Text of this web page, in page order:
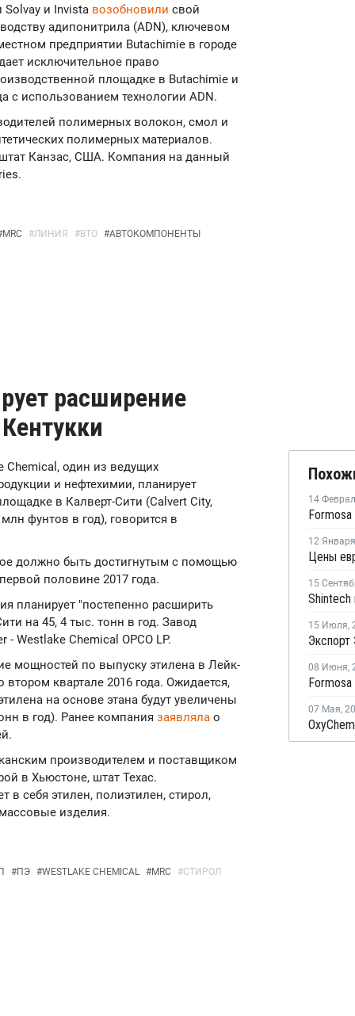
и Invista возобновили свой
адипонитрила (ADN), ключевом
предприятии Butachimie в городе
исключительное право
площадке в Butachimie и
с использованием технологии ADN.
полимерных волокон, смол и
полимерных материалов.
штат Канзас, США. Компания на данный
MRC #ЛИНИЯ #ВТО #АВТОКОМПОНЕНТЫ
расширение
Chemical, один из ведущих
и нефтехимии, планирует
в Калверт-Сити (Calvert City,
фунтов в год), говорится в
должно быть достигнутым с помощью
половине 2017 года.
планирует "постепенно расширить
на 45, 4 тыс. тонн в год. Завод
Westlake Chemical OPCO LP.
мощностей по выпуску этилена в Лейк-
квартале 2016 года. Ожидается,
на основе этана будут увеличены
в год). Ранее компания заявляла о
производителем и поставщиком
в Хьюстоне, штат Техас.
себя этилен, полиэтилен, стирол,
изделия.
#ПЭ #WESTLAKE CHEMICAL #MRC #СТИРОЛ
14
12 Января
15
15 Июля,
08 Июня,
07 Мая,